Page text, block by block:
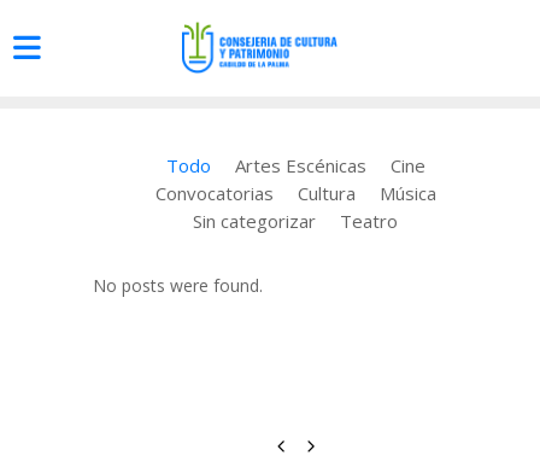
Todo Artes Escénicas
Cine
Convocatorias
Cultura
Música
Sin categorizar
Teatro
No posts were found.